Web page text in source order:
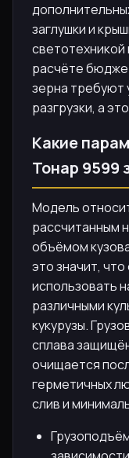
заглушки и
расчёте
зерна требуют
разгрузки, а
Какие
Тонар 9599
Модель
рассчитанным
объёмом
это значит,
использовать
различными
кукурузы.
сплава
очищается
герметичных
слив и